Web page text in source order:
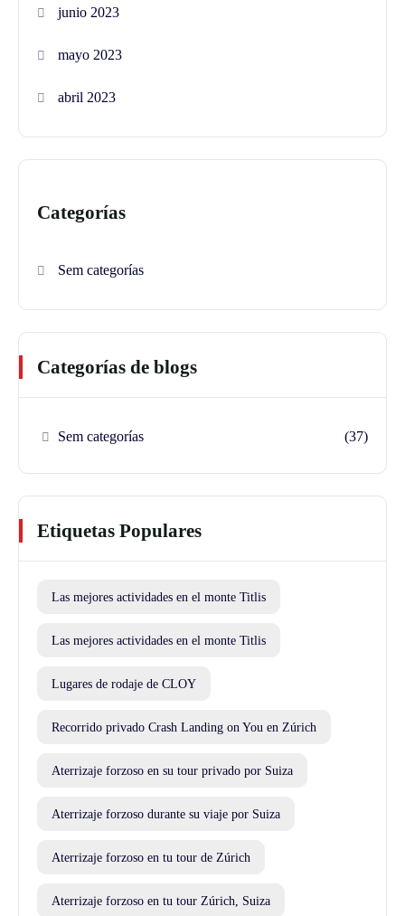
junio 2023
mayo 2023
abril 2023
Categorías
Sem categorías
Categorías de blogs
Sem categorías (37)
Etiquetas Populares
Las mejores actividades en el monte Titlis
Las mejores actividades en el monte Titlis
Lugares de rodaje de CLOY
Recorrido privado Crash Landing on You en Zúrich
Aterrizaje forzoso en su tour privado por Suiza
Aterrizaje forzoso durante su viaje por Suiza
Aterrizaje forzoso en tu tour de Zúrich
Aterrizaje forzoso en tu tour Zúrich, Suiza